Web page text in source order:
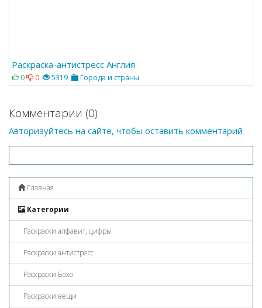
Раскраска-антистресс Англия
0 0 5319 Города и страны
Комментарии (0)
Авторизуйтесь на сайте, чтобы оставить комментарий
Главная
Категории
Раскраски алфавит, цифры
Раскраски антистресс
Раскраски Бохо
Раскраски вещи